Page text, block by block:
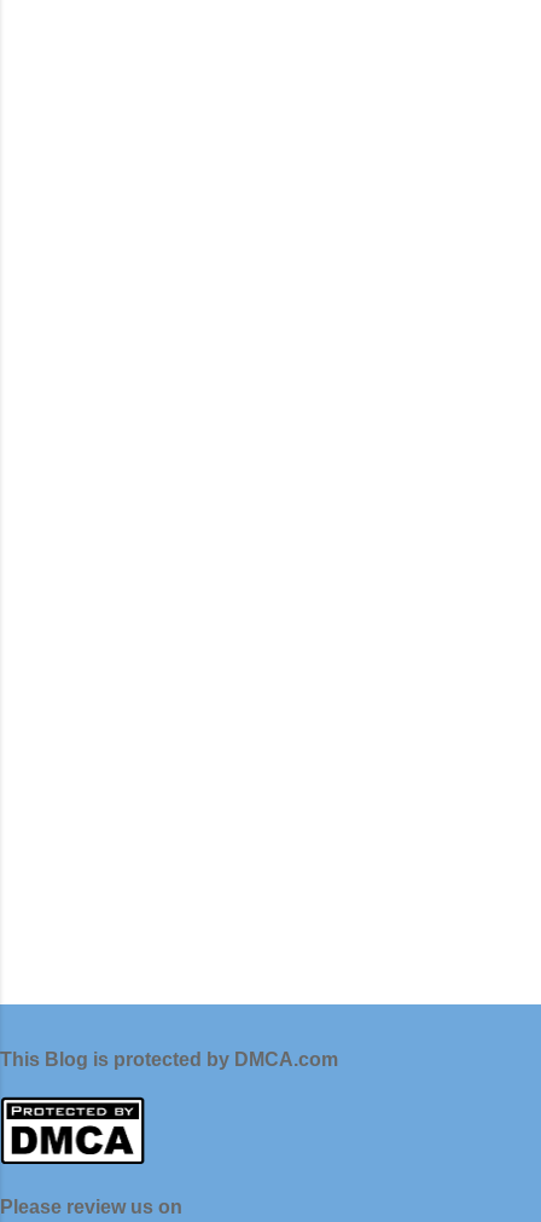
This Blog is protected by DMCA.com
Please review us on